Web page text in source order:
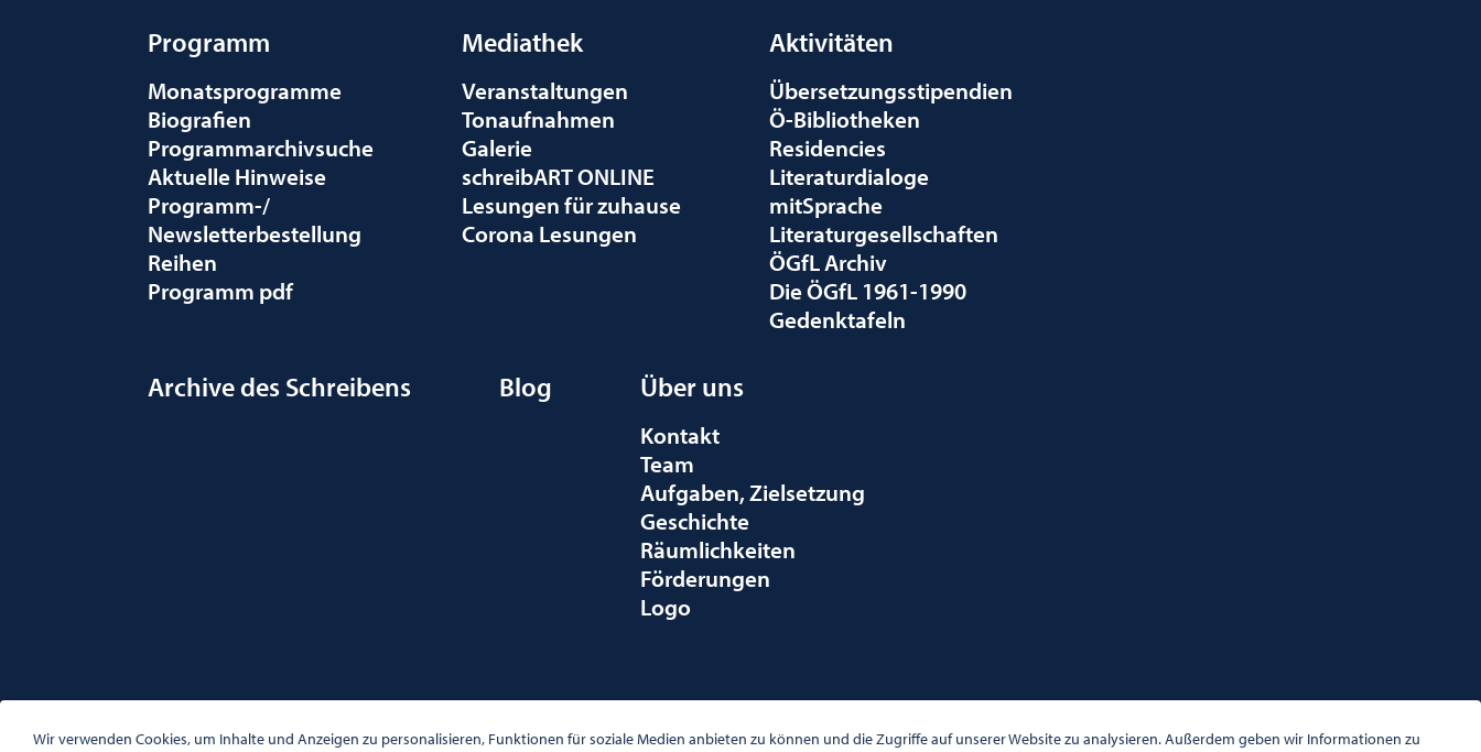
Programm
Monatsprogramme
Biografien
Programmarchivsuche
Aktuelle Hinweise
Programm-/
Newsletterbestellung
Reihen
Programm pdf
Mediathek
Veranstaltungen
Tonaufnahmen
Galerie
schreibART ONLINE
Lesungen für zuhause
Corona Lesungen
Aktivitäten
Übersetzungsstipendien
Ö-Bibliotheken
Residencies
Literaturdialoge
mitSprache
Literaturgesellschaften
ÖGfL Archiv
Die ÖGfL 1961-1990
Gedenktafeln
Archive des Schreibens Blog Über uns
Kontakt
Team
Aufgaben, Zielsetzung
Geschichte
Räumlichkeiten
Förderungen
Logo
PALAIS WILCZEK, HERRENGASSE 5, STIEGE 1, 2. STOCK, 1010 WIEN
Wir verwenden Cookies, um Inhalte und Anzeigen zu personalisieren, Funktionen für soziale Medien anbieten zu können und die Zugriffe auf unserer Website zu analysieren. Außerdem geben wir Informationen zu